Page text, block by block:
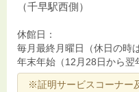
（千早駅西側）
休館日：
毎月最終月曜日（休日の時
年末年始（12月28日から翌
※証明サービスコーナー